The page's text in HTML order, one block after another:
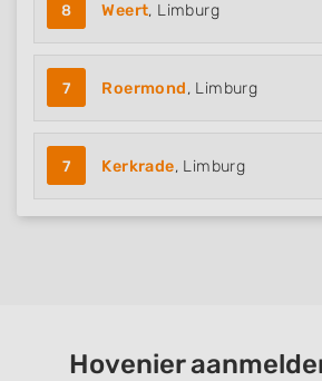
8 Weert, Limburg
7 Roermond, Limburg
7 Kerkrade, Limburg
Hovenier